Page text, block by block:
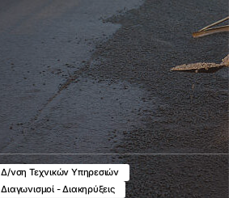
Δ/νση Τεχνικών Υπηρεσιών
Διαγωνισμοί - Διακηρύξεις